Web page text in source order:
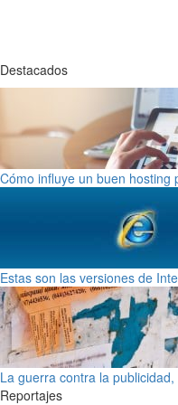
Destacados
Cómo influye un buen hosting
Estas son las versiones de
La guerra contra la
Reportajes